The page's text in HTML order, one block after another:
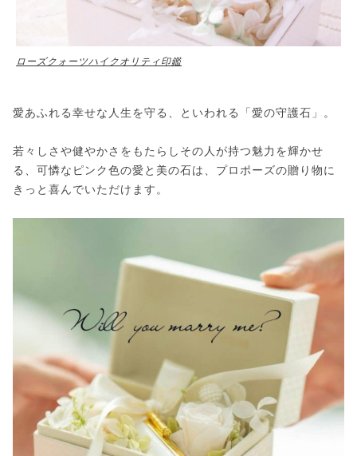
ローズクォーツハイクオリティ印鑑
愛あふれる幸せな人生を守る、といわれる「愛の守護石」。
若々しさや健やかさをもたらしその人が持つ魅力を輝かせ
る、可憐なピンク色の愛と美の石は、プロポーズの贈り物に
きっと喜んでいただけます。